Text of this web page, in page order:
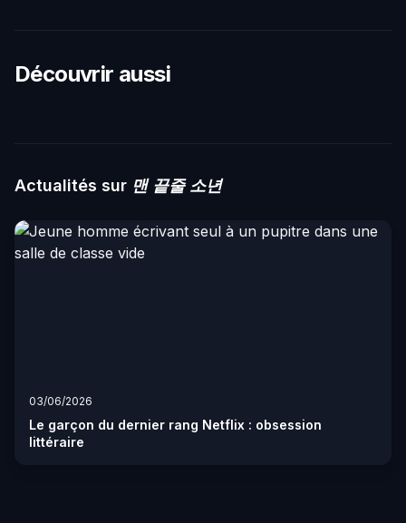
Découvrir aussi
Actualités sur 맨 끝줄 소년
03/06/2026
Le garçon du dernier rang Netflix : obsession
littéraire